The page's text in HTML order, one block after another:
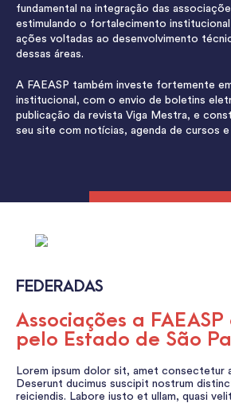
fundamental na integração das
estimulando o fortalecimento
ações voltadas ao desenvolvimento
dessas áreas.
A FAEASP também investe fortemente
institucional, com o envio de boletins
publicação da revista Viga Mestra, e
seu site com notícias, agenda de cursos
FEDERADAS
Associações a
pelo Estado de São
Lorem ipsum dolor sit, amet consectetur
Deserunt ducimus suscipit nostrum
reiciendis. Labore iusto et ullam, quasi